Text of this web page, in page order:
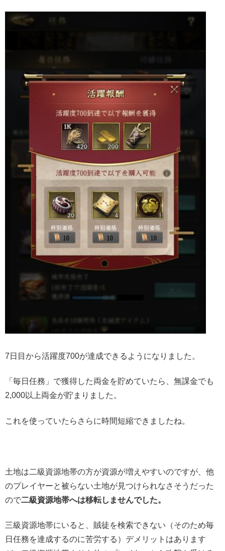
7日目から活躍度700が達成できるようになりました。
「毎日任務」で獲得した両金を貯めていたら、無課金でも
2,000以上両金が貯まりました。
これを使っていたらさらに時間短縮できましたね。
土地は二級資源地帯の方が資源が増えやすいのですが、他
のプレイヤーと被らない土地が見つけられなさそうだった
ので二級資源地帯へは移転しませんでした。
三級資源地帯にいると、賊徒を検索できない（そのため毎
日任務を達成するのに苦労する）デメリットはあります